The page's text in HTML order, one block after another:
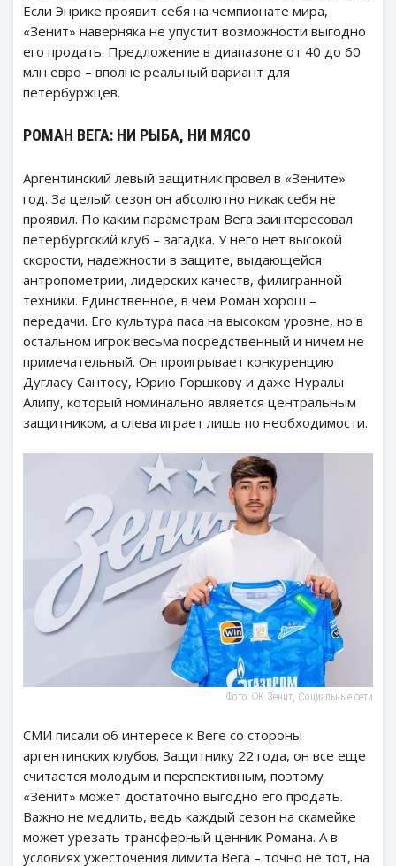
Если Энрике проявит себя на чемпионате мира,
«Зенит» наверняка не упустит возможности выгодно
его продать. Предложение в диапазоне от 40 до 60
млн евро – вполне реальный вариант для
петербуржцев.
РОМАН ВЕГА: НИ РЫБА, НИ МЯСО
Аргентинский левый защитник провел в «Зените»
год. За целый сезон он абсолютно никак себя не
проявил. По каким параметрам Вега заинтересовал
петербургский клуб – загадка. У него нет высокой
скорости, надежности в защите, выдающейся
антропометрии, лидерских качеств, филигранной
техники. Единственное, в чем Роман хорош –
передачи. Его культура паса на высоком уровне, но в
остальном игрок весьма посредственный и ничем не
примечательный. Он проигрывает конкуренцию
Дугласу Сантосу, Юрию Горшкову и даже Нуралы
Алипу, который номинально является центральным
защитником, а слева играет лишь по необходимости.
Фото: ФК Зенит, Социальные сети
СМИ писали об интересе к Веге со стороны
аргентинских клубов. Защитнику 22 года, он все еще
считается молодым и перспективным, поэтому
«Зенит» может достаточно выгодно его продать.
Важно не медлить, ведь каждый сезон на скамейке
может урезать трансферный ценник Романа. А в
условиях ужесточения лимита Вега – точно не тот, на